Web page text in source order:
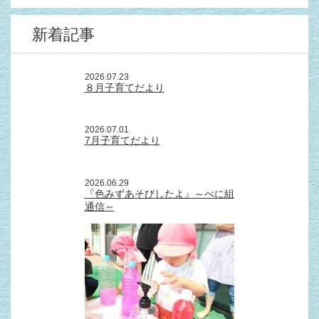
新着記事
2026.07.23
８月子育てだより
2026.07.01
7月子育てだより
2026.06.29
『色みずあそびしたよ』～べに組
通信～